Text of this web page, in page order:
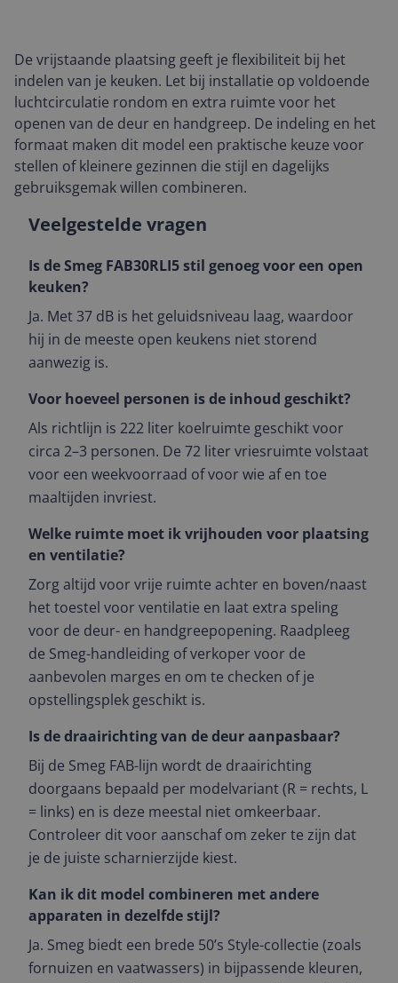
De vrijstaande plaatsing geeft je flexibiliteit bij het
indelen van je keuken. Let bij installatie op voldoende
luchtcirculatie rondom en extra ruimte voor het
openen van de deur en handgreep. De indeling en het
formaat maken dit model een praktische keuze voor
stellen of kleinere gezinnen die stijl en dagelijks
gebruiksgemak willen combineren.
Veelgestelde vragen
Is de Smeg FAB30RLI5 stil genoeg voor een open
keuken?
Ja. Met 37 dB is het geluidsniveau laag, waardoor
hij in de meeste open keukens niet storend
aanwezig is.
Voor hoeveel personen is de inhoud geschikt?
Als richtlijn is 222 liter koelruimte geschikt voor
circa 2–3 personen. De 72 liter vriesruimte volstaat
voor een weekvoorraad of voor wie af en toe
maaltijden invriest.
Welke ruimte moet ik vrijhouden voor plaatsing
en ventilatie?
Zorg altijd voor vrije ruimte achter en boven/naast
het toestel voor ventilatie en laat extra speling
voor de deur- en handgreepopening. Raadpleeg
de Smeg-handleiding of verkoper voor de
aanbevolen marges en om te checken of je
opstellingsplek geschikt is.
Is de draairichting van de deur aanpasbaar?
Bij de Smeg FAB-lijn wordt de draairichting
doorgaans bepaald per modelvariant (R = rechts, L
= links) en is deze meestal niet omkeerbaar.
Controleer dit voor aanschaf om zeker te zijn dat
je de juiste scharnierzijde kiest.
Kan ik dit model combineren met andere
apparaten in dezelfde stijl?
Ja. Smeg biedt een brede 50’s Style-collectie (zoals
fornuizen en vaatwassers) in bijpassende kleuren,